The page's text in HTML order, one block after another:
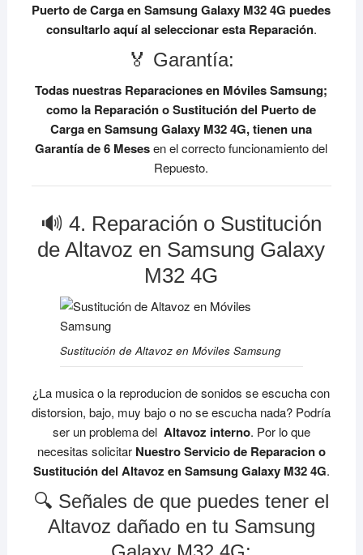
Puerto de Carga en Samsung Galaxy M32 4Gpuedes
consultarlo aquí al seleccionar esta Reparación.
🏅 Garantía:
Todas nuestras Reparaciones en Móviles Samsung;
como la Reparación o Sustitución del Puerto de
Carga en Samsung Galaxy M32 4G, tienen una
Garantía de 6 Mesesen el correcto funcionamiento del
Repuesto.
🔊 4. Reparación o Sustitución
de Altavoz en Samsung Galaxy
M32 4G
Sustitución de Altavoz en Móviles Samsung
¿La musica o la reproducion de sonidos se escucha con
distorsion, bajo, muy bajo o no se escucha nada? Podría
ser un problema del Altavoz interno. Por lo que
necesitas solicitar Nuestro Servicio de Reparacion o
Sustitución del Altavoz en Samsung Galaxy M32 4G.
🔍 Señales de que puedes tener el
Altavoz dañado en tu Samsung